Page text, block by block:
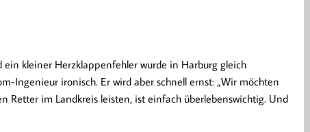
ein kleiner Herzklappenfehler wurde in Harburg gleich
Ingenieur ironisch. Er wird aber schnell ernst: „Wir möchten
Retter im Landkreis leisten, ist einfach überlebenswichtig. Und